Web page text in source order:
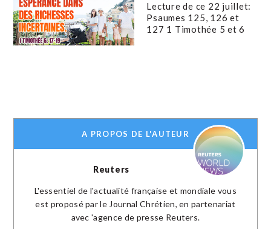
Lecture de ce 22 juillet:
Psaumes 125, 126 et
127 1 Timothée 5 et 6
A PROPOS DE L'AUTEUR
Reuters
L'essentiel de l'actualité française et mondiale vous
est proposé par le Journal Chrétien, en partenariat
avec 'agence de presse Reuters.